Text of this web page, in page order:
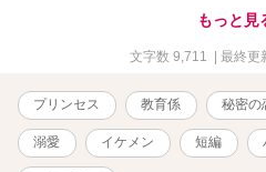
８】箱入り令嬢は密かに慕う執事に
む」 https://www.alphapolis.co.jp/
「【R１８】英国公爵の妹を演じる
https://www.alphapolis.co.jp/novel/
もっと見
文字数 9,711 | 最終
プリンセス 教育係 秘密の
溺愛 イケメン 短編